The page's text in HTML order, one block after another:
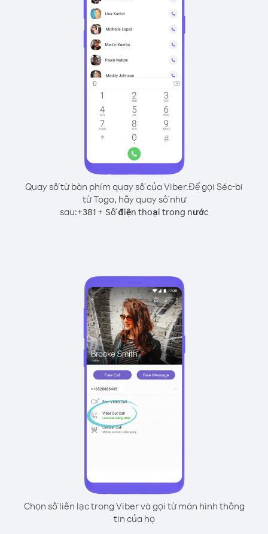
Quay số từ bàn phím quay số của Viber.Để gọi Séc-bi
từ Togo, hãy quay số như
sau:+381+ Số điện thoại trong nước
Chọn số liên lạc trong Viber và gọi từ màn hình thông
tin của họ